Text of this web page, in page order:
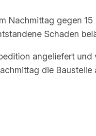
Nachmittag gegen
Schaden
angeliefert
die